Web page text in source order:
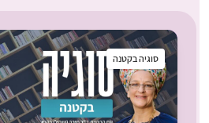
סוגיה בקטנה